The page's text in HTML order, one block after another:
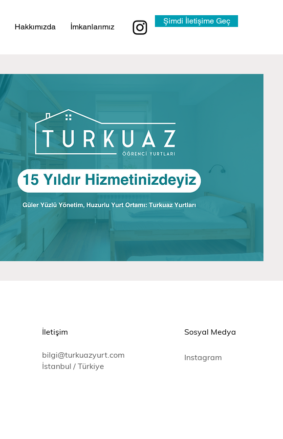
Hakkımızda İmkanlarımız
Şimdi İletişime Geç
İletişim
bilgi@turkuazyurt.com
İstanbul / Türkiye
Sosyal Medya
Instagram